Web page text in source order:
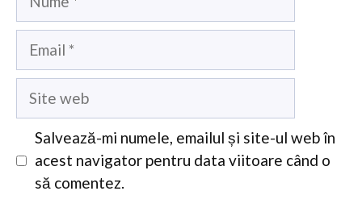
Email
Site
Salvează-mi numele, emailul și site-ul web în
acest navigator pentru data viitoare când o
să comentez.